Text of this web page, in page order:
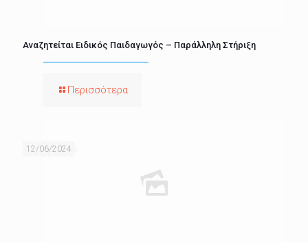
Αναζητείται Ειδικός Παιδαγωγός – Παράλληλη Στήριξη
Περισσότερα
12/06/2024